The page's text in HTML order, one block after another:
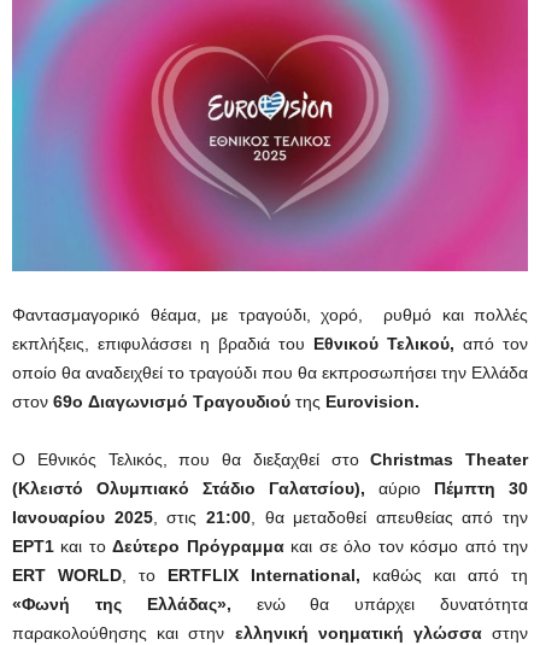
Φαντασμαγορικό θέαμα, με τραγούδι, χορό, ρυθμό και πολλές
εκπλήξεις, επιφυλάσσει η βραδιά του Εθνικού Τελικού, από τον
οποίο θα αναδειχθεί το τραγούδι που θα εκπροσωπήσει την Ελλάδα
στον 69o Διαγωνισμό Τραγουδιού της Eurovision.
Ο Εθνικός Τελικός, που θα διεξαχθεί στοChristmas Theater
(Κλειστό Ολυμπιακό Στάδιο Γαλατσίου), αύριο Πέμπτη 30
Ιανουαρίου 2025, στις 21:00, θα μεταδοθεί απευθείας από την
ΕΡΤ1 και τοΔεύτερο Πρόγραμμακαι σε όλο τον κόσμο από την
ERT WORLD, το ERTFLIX International, καθώς και από τη
«Φωνή της Ελλάδας», ενώ θα υπάρχει δυνατότητα
παρακολούθησης και στην ελληνική νοηματική γλώσσαστην